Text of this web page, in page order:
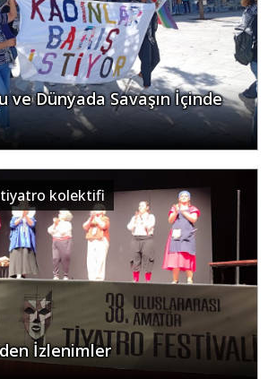
ve Dünyada Savaşın İçinde
kolektifi
İzlenimler